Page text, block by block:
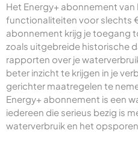
Het Energy+ abonnement
functionaliteiten voor slechts
abonnement krijg je toegang
zoals uitgebreide historische
rapporten over je
beter inzicht te krijgen in je
gerichter maatregelen te
Energy+ abonnement is een
iedereen die serieus bezig is
waterverbruik en het